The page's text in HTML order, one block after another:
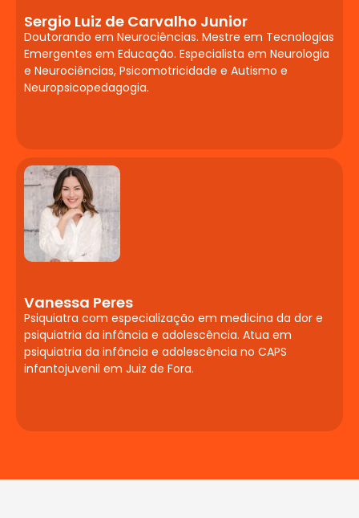
Sergio Luiz de Carvalho Junior
Doutorando em Neurociências. Mestre em Tecnologias
Emergentes em Educação. Especialista em Neurologia
e Neurociências, Psicomotricidade e Autismo e
Neuropsicopedagogia.
Vanessa Peres
Psiquiatra com especialização em medicina da dor e
psiquiatria da infância e adolescência. Atua em
psiquiatria da infância e adolescência no CAPS
infantojuvenil em Juiz de Fora.